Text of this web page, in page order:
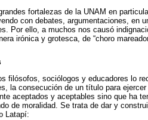
fortalezas de la UNAM en
con debates, argumentaciones, en
Por ello, a muchos nos causó
irónica y grotesca, de “choro
filósofos, sociólogos y educadores lo
la consecución de un título para
aceptados y aceptables sino que ha
de moralidad. Se trata de dar y
Latapí: